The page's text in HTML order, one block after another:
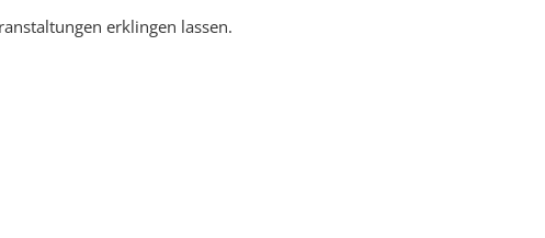
erklingen lassen.